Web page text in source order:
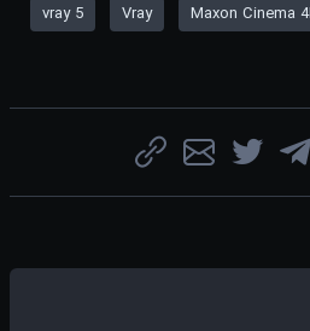
Maxon Cinema
Vray
vray 5